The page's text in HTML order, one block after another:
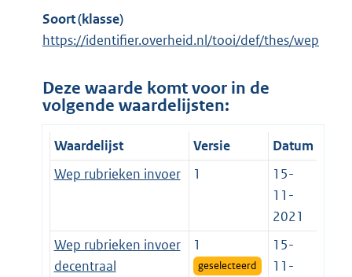
Soort (klasse)
https://identifier.overheid.nl/tooi/def/thes/wep
Deze waarde komt voor in de
volgende waardelijsten:
Waardelijst Versie
Datum
Wep rubrieken invoer
1
15-
11-
2021
Wep rubrieken invoer
decentraal
1
geselecteerd
15-
11-